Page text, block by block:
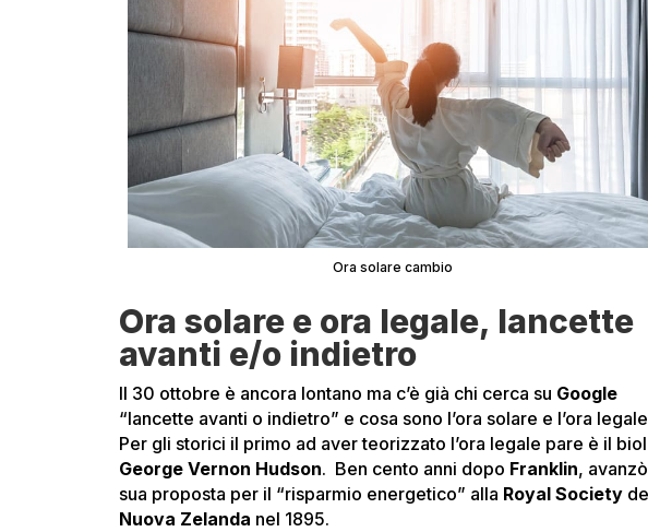
Ora solare cambio
Ora solare e ora legale, lancette
avanti e/o indietro
Il 30 ottobre è ancora lontano ma c’è già chi cerca su Google
“lancette avanti o indietro” e cosa sono l’ora solare e l’ora
Per gli storici il primo ad aver teorizzato l’ora legale pare è il
George Vernon Hudson. Ben cento anni dopo Franklin,
sua proposta per il “risparmio energetico” alla Royal Society
Nuova Zelanda nel 1895.